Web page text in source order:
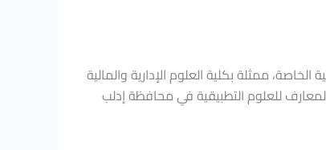
ممثلة بكلية العلوم الإدارية والمالية
للعلوم التطبيقية في محافظة إدلب